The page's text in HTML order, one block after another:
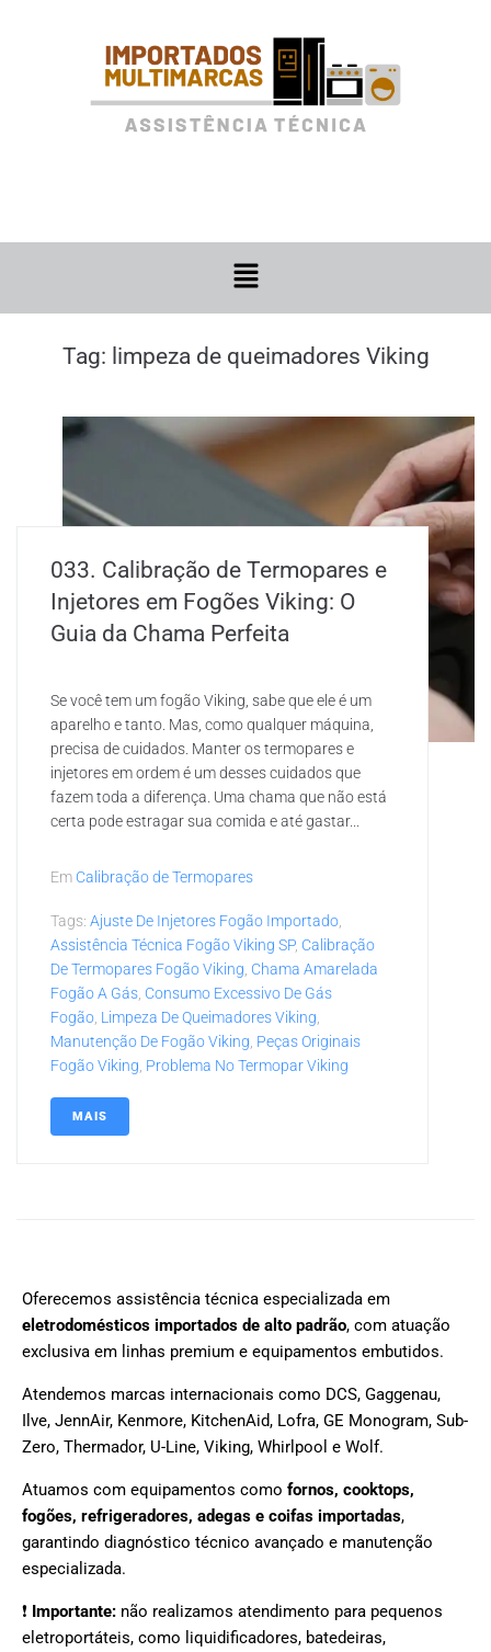
Tag: limpeza de queimadores Viking
033. Calibração de Termopares e
Injetores em Fogões Viking: O
Guia da Chama Perfeita
Se você tem um fogão Viking, sabe que ele é um
aparelho e tanto. Mas, como qualquer máquina,
precisa de cuidados. Manter os termopares e
injetores em ordem é um desses cuidados que
fazem toda a diferença. Uma chama que não está
certa pode estragar sua comida e até gastar...
Em Calibração de Termopares
Tags: Ajuste De Injetores Fogão Importado
Assistência Técnica Fogão Viking SP, Calibração
De Termopares Fogão Viking Chama Amarelada
Fogão A Gás Consumo Excessivo De Gás
Fogão Limpeza De Queimadores Viking
Manutenção De Fogão Viking Peças Originais
Fogão Viking Problema No Termopar Viking
MAIS
Oferecemos assistência técnica especializada em
eletrodomésticos importados de alto padrão, com atuação
exclusiva em linhas premium e equipamentos embutidos.
Atendemos marcas internacionais como DCS, Gaggenau,
Ilve, JennAir, Kenmore, KitchenAid, Lofra, GE Monogram, Sub-
Zero, Thermador, U-Line, Viking, Whirlpool e Wolf.
Atuamos com equipamentos como fornos, cooktops,
fogões, refrigeradores, adegas e coifas importadas,
garantindo diagnóstico técnico avançado e manutenção
especializada.
❗ Importante: não realizamos atendimento para pequenos
eletroportáteis, como liquidificadores, batedeiras,